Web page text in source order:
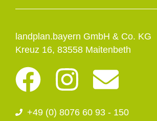
landplan.bayern GmbH & Co. KG
Kreuz 16, 83558 Maitenbeth
F
a
I
n
E
n
+49 (0) 8076 60 93 - 150